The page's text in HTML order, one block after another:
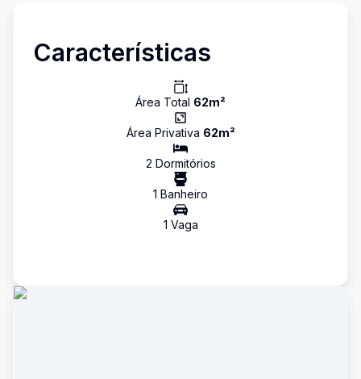
Características
Área Total 62m²
Área Privativa 62m²
2 Dormitórios
1 Banheiro
1 Vaga